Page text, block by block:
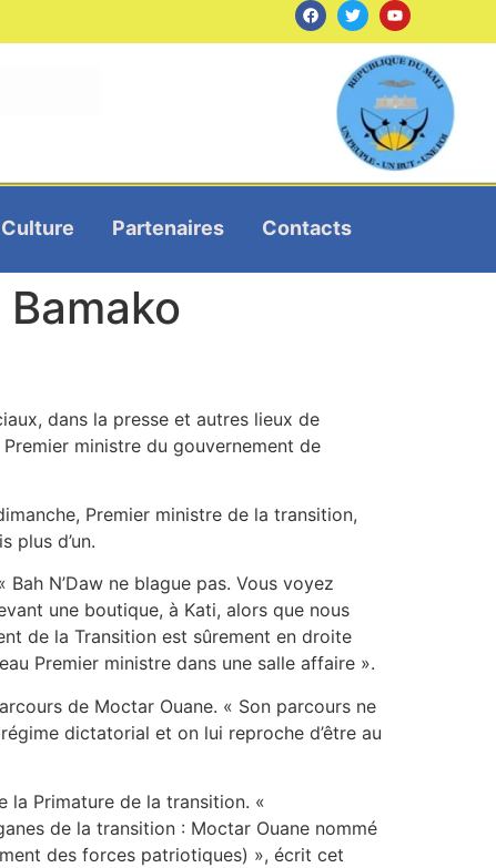
Culture Partenaires Contacts
dans la presse et autres lieux de
ministre du gouvernement de
Premier ministre de la transition,
plus d’un.
N’Daw ne blague pas. Vous voyez
une boutique, à Kati, alors que nous
de la Transition est sûrement en droite
Premier ministre dans une salle affaire ».
de Moctar Ouane. « Son parcours ne
dictatorial et on lui reproche d’être au
la Primature de la transition. «
de la transition : Moctar Ouane nommé
des forces patriotiques) », écrit cet